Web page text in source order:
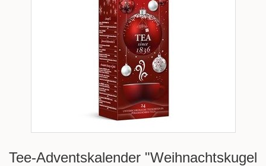
Tee-Adventskalender "Weihnachtskugel